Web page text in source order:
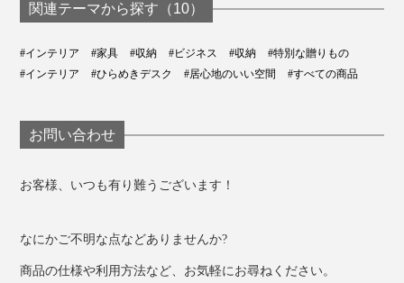
関連テーマから探す（10）
#インテリア #家具 #収納 #ビジネス #収納
#特別な贈りもの
#インテリア
#ひらめきデスク #居心地のいい空間 #すべての商品
お問い合わせ
お客様、いつも有り難うございます！
なにかご不明な点などありませんか?
商品の仕様や利用方法など、お気軽にお尋ねください。